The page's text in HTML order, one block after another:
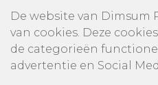
De website van Dimsum
van cookies. Deze
de categorieën
advertentie en Social